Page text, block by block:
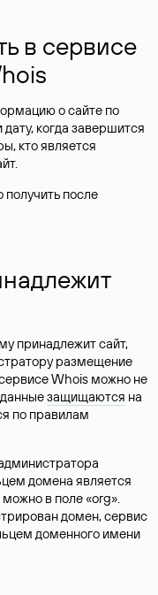
в сервисе
о сайте по
когда завершится
кто является
после
принадлежит сайт,
размещение
Whois можно не
защищаются на
по правилам
домена является
в поле «org».
домен, сервис
доменного имени